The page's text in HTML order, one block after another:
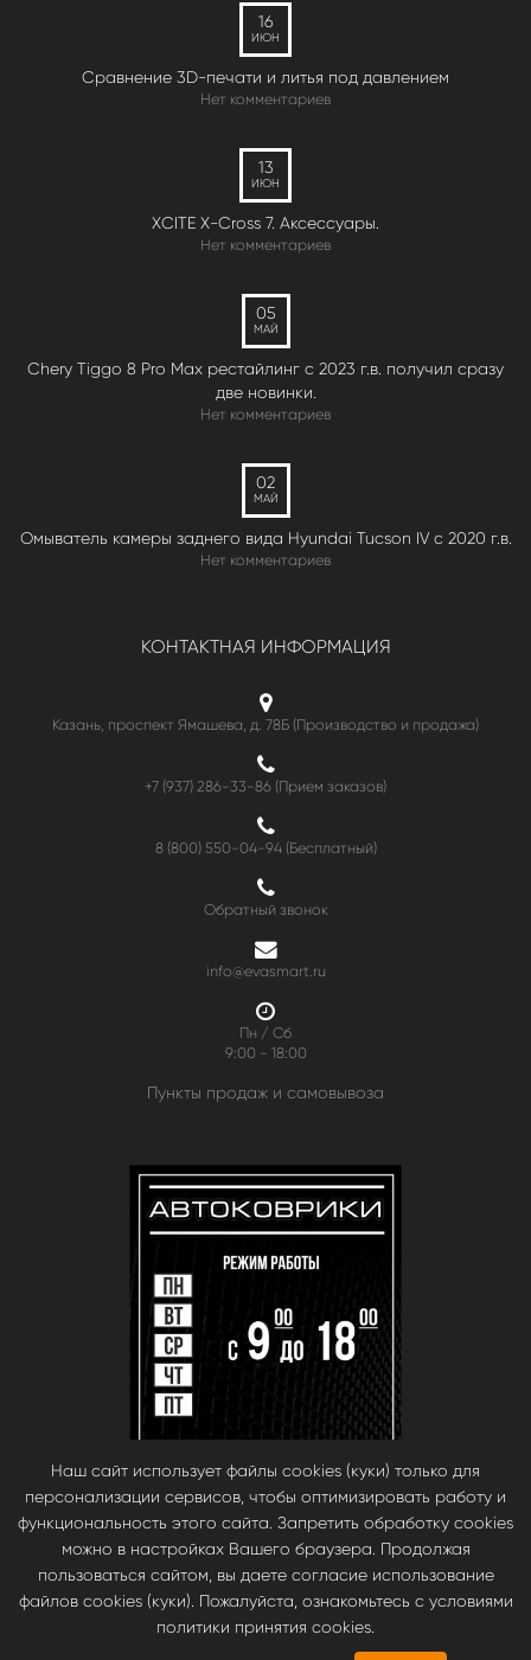
16
ИЮН
Сравнение 3D-печати и литья под давлением
Нет комментариев
13
ИЮН
XCITE X-Cross 7. Аксессуары.
Нет комментариев
05
МАЙ
Chery Tiggo 8 Pro Max рестайлинг с 2023 г.в. получил сразу
две новинки.
Нет комментариев
02
МАЙ
Омыватель камеры заднего вида Hyundai Tucson IV c 2020 г.в.
Нет комментариев
КОНТАКТНАЯ ИНФОРМАЦИЯ
Казань, проспект Ямашева, д. 78Б (Производство и продажа)
+7 (937) 286-33-86 (Прием заказов)
8 (800) 550-04-94(Бесплатный)
Обратный звонок
info@evasmart.ru
Пн / Сб
9:00 - 18:00
Пункты продаж и самовывоза
© babara 2014. При публикации материалов с сайта, ссылка на сайт
Наш сайт использует файлы cookies (куки) только для
персонализации сервисов, чтобы оптимизировать работу и
функциональность этого сайта. Запретить обработку cookies
можно в настройках Вашего браузера. Продолжая
пользоваться сайтом, вы даете согласие использование
файлов cookies (куки). Пожалуйста, ознакомьтесь с условиями
политики принятия cookies.